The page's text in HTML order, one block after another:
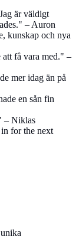
är väldigt
– Auron
kunskap och nya
få vara med." –
mer idag än på
en sån fin
– Niklas
for the next